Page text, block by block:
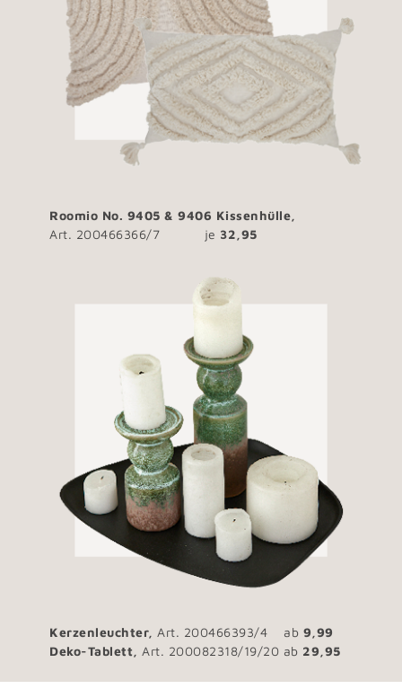
Roomio No. 9405 & 9406 Kissenhülle,
Art. 200466366/7 je 32,95
Kerzenleuchter, Art. 200466393/4 ab 9,99
Deko-Tablett, Art. 200082318/19/20 ab 29,95